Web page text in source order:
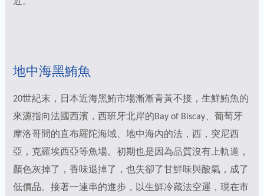
地中海黑鮪魚
20世紀末，日本近海黑鮪市場漸漸青黃不接，生鮮鮪魚的
來源指向法國西濱，西班牙北岸的Bay of Biscay、葡萄牙
摩洛哥間的直布羅陀海域、地中海內的法，西，突尼西
亞，克羅埃西亞等魚場。初期也是因為品質沒有上軌道，
顏色灰掉了，香味退掉了，也失卻了甘鮮味與酸氣，成了
低價品。接著一連串的進步，以生鮮冷藏法空運，現在市